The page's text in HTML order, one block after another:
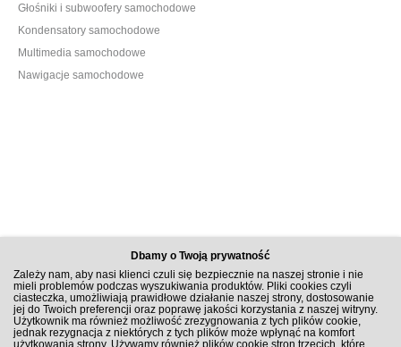
Dbamy o Twoją prywatność
Zależy nam, aby nasi klienci czuli się bezpiecznie na naszej stronie i nie
mieli problemów podczas wyszukiwania produktów. Pliki cookies czyli
ciasteczka, umożliwiają prawidłowe działanie naszej strony, dostosowanie
jej do Twoich preferencji oraz poprawę jakości korzystania z naszej witryny.
Użytkownik ma również możliwość zrezygnowania z tych plików cookie,
jednak rezygnacja z niektórych z tych plików może wpłynąć na komfort
użytkowania strony. Używamy również plików cookie stron trzecich, które
Głośniki i subwoofery samochodowe
Kondensatory samochodowe
Multimedia samochodowe
Nawigacje samochodowe